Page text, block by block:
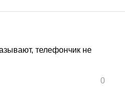
телефончик не
0